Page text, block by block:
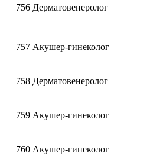
756 Дерматовенеролог
757 Акушер-гинеколог
758 Дерматовенеролог
759 Акушер-гинеколог
760 Акушер-гинеколог